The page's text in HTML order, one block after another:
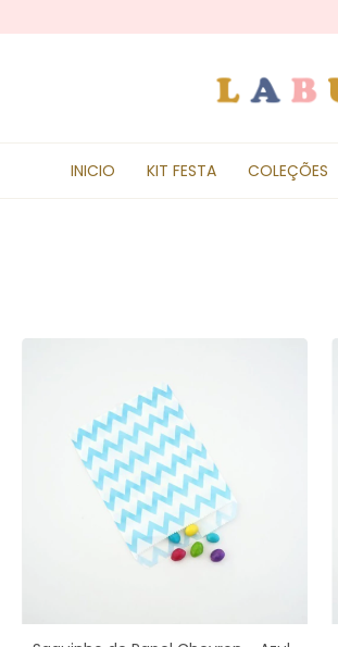
INICIO KIT FESTA COLEÇÕES